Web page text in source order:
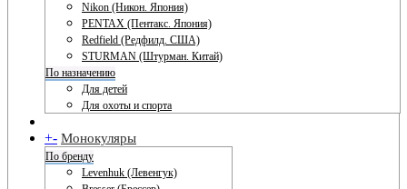
Nikon (Никон. Япония)
PENTAX (Пентакс. Япония)
Redfield (Редфилд. США)
STURMAN (Штурман. Китай)
По назначению
Для детей
Для охоты и спорта
+- Монокуляры
По бренду
Levenhuk (Левенгук)